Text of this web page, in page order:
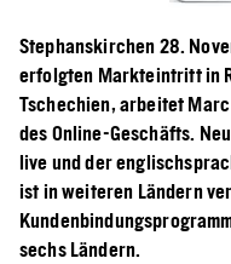
Stephanskirchen 28.
erfolgten Markteintritt in
Tschechien, arbeitet Marc
des Online-Geschäfts.
live und der
ist in weiteren Ländern
sechs Ländern.